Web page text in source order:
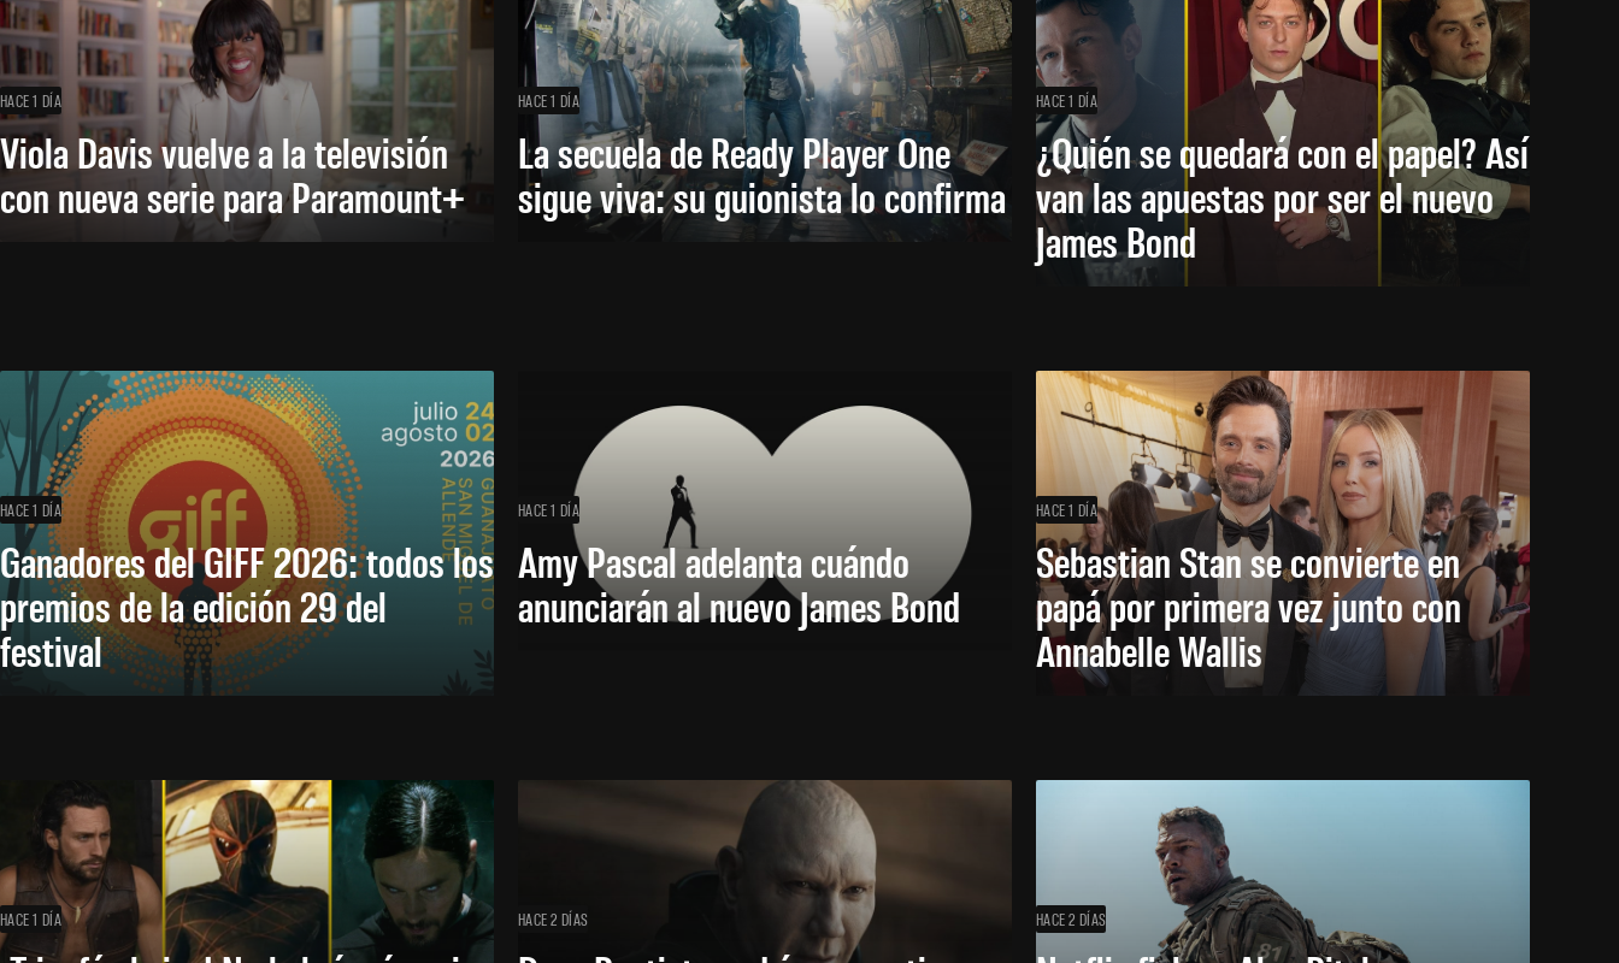
HACE 1 DÍA
Viola Davis vuelve a la televisión
con nueva serie para Paramount+
HACE 1 DÍA
La secuela de Ready Player One
sigue viva: su guionista lo confirma
HACE 1 DÍA
¿Quién se quedará con el papel? Así
van las apuestas por ser el nuevo
James Bond
HACE 1 DÍA
Ganadores del GIFF 2026: todos los
premios de la edición 29 del
festival
HACE 1 DÍA
Amy Pascal adelanta cuándo
anunciarán al nuevo James Bond
HACE 1 DÍA
Sebastian Stan se convierte en
papá por primera vez junto con
Annabelle Wallis
HACE 1 DÍA HACE 2 DÍAS HACE 2 DÍAS